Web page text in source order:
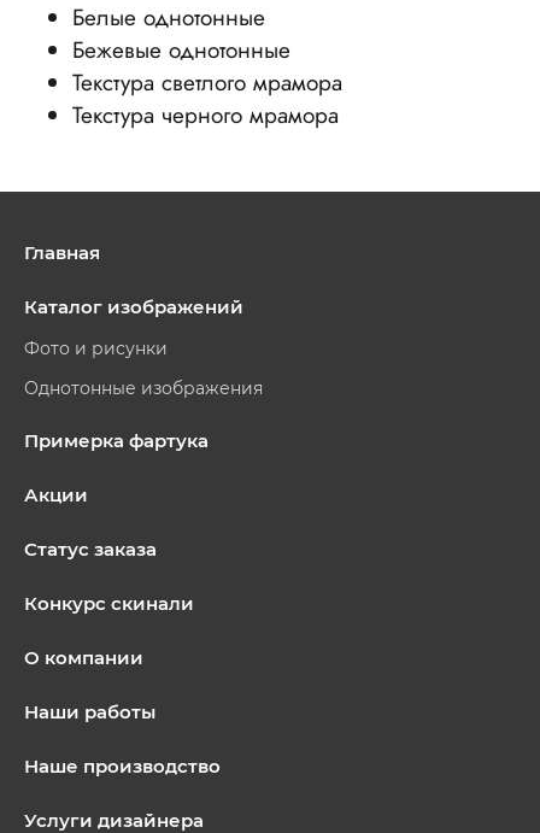
Белые однотонные
Бежевые однотонные
Текстура светлого мрамора
Текстура черного мрамора
Главная
Каталог изображений
Фото и рисунки
Однотонные изображения
Примерка фартука
Акции
Статус заказа
Конкурс скинали
О компании
Наши работы
Наше производство
Услуги дизайнера